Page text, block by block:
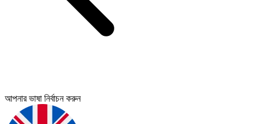
আপনার ভাষা নির্বাচন করুন